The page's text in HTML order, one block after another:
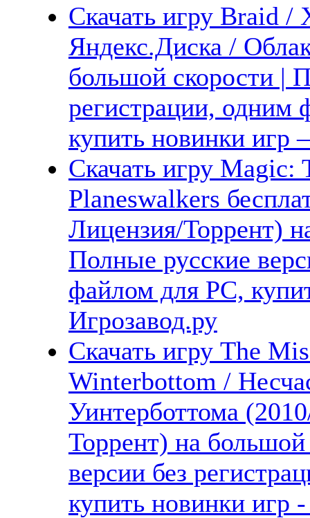
Скачать игру Braid /
Яндекс.Диска /
большой скорости |
регистрации, одним
купить новинки
Скачать игру Magic:
Planeswalkers
Лицензия/Торрент)
Полные русские
файлом для PC,
Игрозавод.ру
Скачать игру The
Winterbottom /
Уинтерботтома
Торрент) на
версии без
купить новинки игр